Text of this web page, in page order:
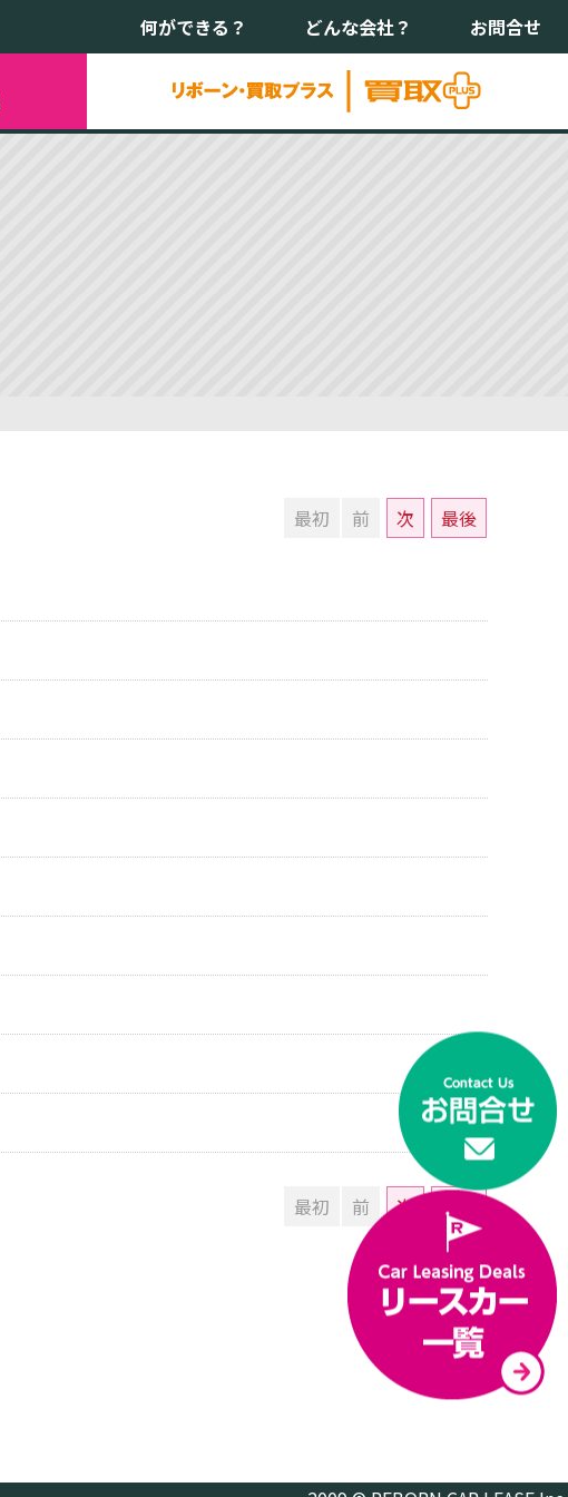
何ができる？ どんな会社？ お問合せ
最初 前 次 最後
最初 前 次 最後